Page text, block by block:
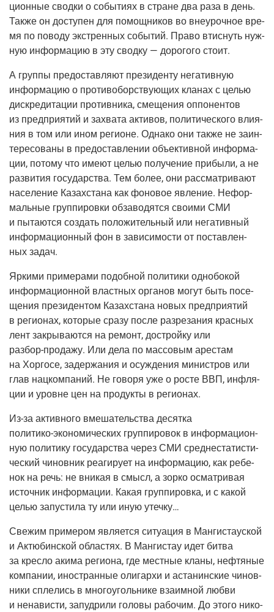
ци­он­ные свод­ки о собы­ти­ях в стране два раза в день.
Так­же он досту­пен для помощ­ни­ков во вне­уроч­ное вре­
мя по пово­ду экс­трен­ных собы­тий. Пра­во втис­нуть нуж­
ную инфор­ма­цию в эту свод­ку — доро­го­го стоит.
А груп­пы предо­став­ля­ют пре­зи­ден­ту нега­тив­ную
инфор­ма­цию о про­ти­во­бор­ству­ю­щих кла­нах с целью
дис­кре­ди­та­ции про­тив­ни­ка, сме­ще­ния оппо­нен­тов
из пред­при­я­тий и захва­та акти­вов, поли­ти­че­ско­го вли­я­
ния в том или ином реги­оне. Одна­ко они так­же не заин­
те­ре­со­ва­ны в предо­став­ле­нии объ­ек­тив­ной инфор­ма­
ции, пото­му что име­ют целью полу­че­ние при­бы­ли, а не
раз­ви­тия госу­дар­ства. Тем более, они рас­смат­ри­ва­ют
насе­ле­ние Казах­ста­на как фоно­вое явле­ние. Нефор­
маль­ные груп­пи­ров­ки обза­во­дят­ся сво­и­ми СМИ
и пыта­ют­ся создать поло­жи­тель­ный или нега­тив­ный
инфор­ма­ци­он­ный фон в зави­си­мо­сти от постав­лен­
ных задач.
Ярки­ми при­ме­ра­ми подоб­ной поли­ти­ки одно­бо­кой
инфор­ма­ци­он­ной власт­ных орга­нов могут быть посе­
ще­ния пре­зи­ден­том Казах­ста­на новых пред­при­я­тий
в реги­о­нах, кото­рые сра­зу после раз­ре­за­ния крас­ных
лент закры­ва­ют­ся на ремонт, дострой­ку или
раз­бор-про­да­жу. Или дела по мас­со­вым аре­стам
на Хор­го­се, задер­жа­ния и осуж­де­ния мини­стров или
глав нац­ком­па­ний. Не гово­ря уже о росте ВВП, инфля­
ции и уровне цен на про­дук­ты в регионах.
Из-за актив­но­го вме­ша­тель­ства десят­ка
поли­ти­ко-эко­но­ми­че­ских груп­пи­ро­вок в инфор­ма­ци­он­
ную поли­ти­ку госу­дар­ства через СМИ сред­не­ста­ти­сти­
че­ский чинов­ник реа­ги­ру­ет на инфор­ма­цию, как ребе­
нок на речь: не вни­кая в смысл, а зор­ко осмат­ри­вая
источ­ник инфор­ма­ции. Какая груп­пи­ров­ка, и с какой
целью запу­сти­ла ту или иную утечку…
Све­жим при­ме­ром явля­ет­ся ситу­а­ция в Ман­ги­ста­уской
и Актю­бин­ской обла­стях. В Ман­ги­стау идет бит­ва
за крес­ло аки­ма реги­о­на, где мест­ные кла­ны, неф­тя­ные
ком­па­нии, ино­стран­ные оли­гар­хи и аста­нин­ские чинов­
ни­ки спле­лись в мно­го­уголь­ни­ке вза­им­ной люб­ви
и нена­ви­сти, запуд­ри­ли голо­вы рабо­чим. До это­го нико­